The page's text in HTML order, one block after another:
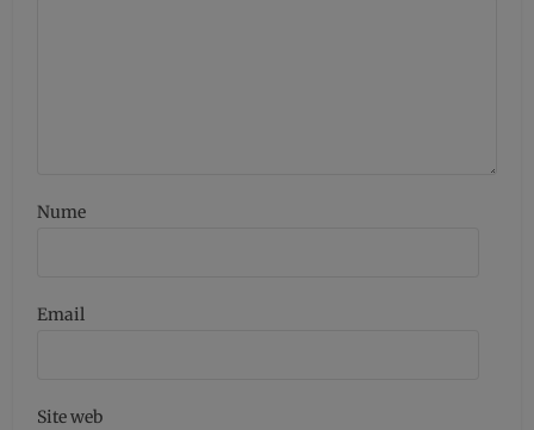
Nume
Email
Site web